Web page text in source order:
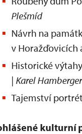
Plešmíd
Návrh na
v Horažďovicích
Historické
| Karel Hamberger
Tajemství
kulturní